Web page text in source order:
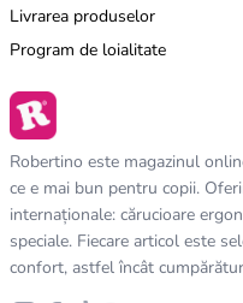
Livrarea produselor
Program de loialitate
Robertino este magazinul
ce e mai bun pentru copii.
internaționale: cărucioare
speciale. Fiecare articol este
confort, astfel încât